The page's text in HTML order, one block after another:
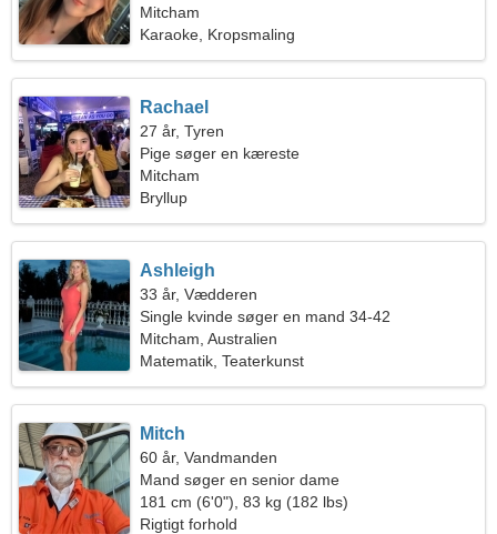
Mitcham
Karaoke, Kropsmaling
Rachael
27 år, Tyren
Pige søger en kæreste
Mitcham
Bryllup
Ashleigh
33 år, Vædderen
Single kvinde søger en mand 34-42
Mitcham, Australien
Matematik, Teaterkunst
Mitch
60 år, Vandmanden
Mand søger en senior dame
181 cm (6'0"), 83 kg (182 lbs)
Rigtigt forhold